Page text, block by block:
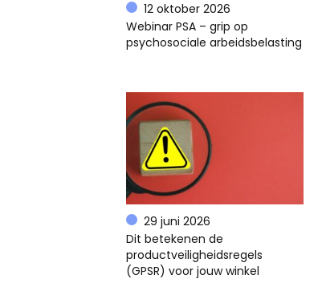
12 oktober 2026
Webinar PSA – grip op
psychosociale arbeidsbelasting
29 juni 2026
Dit betekenen de
productveiligheidsregels
(GPSR) voor jouw winkel